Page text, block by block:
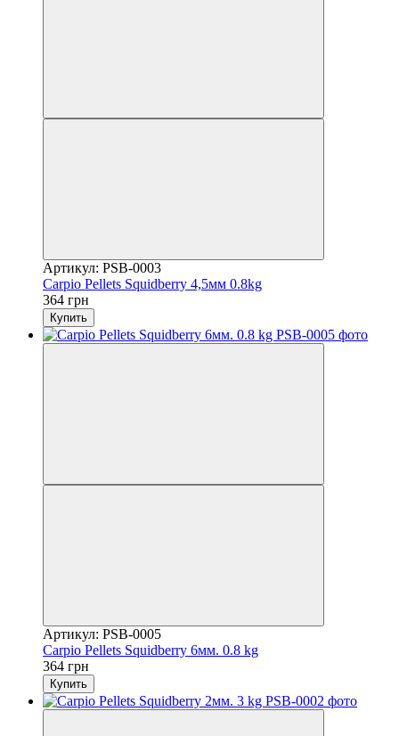
Артикул: PSB-0003
Carpio Pellets Squidberry 4,5мм 0.8kg
364 грн
Купить
Артикул: PSB-0005
Carpio Pellets Squidberry 6мм. 0.8 kg
364 грн
Купить